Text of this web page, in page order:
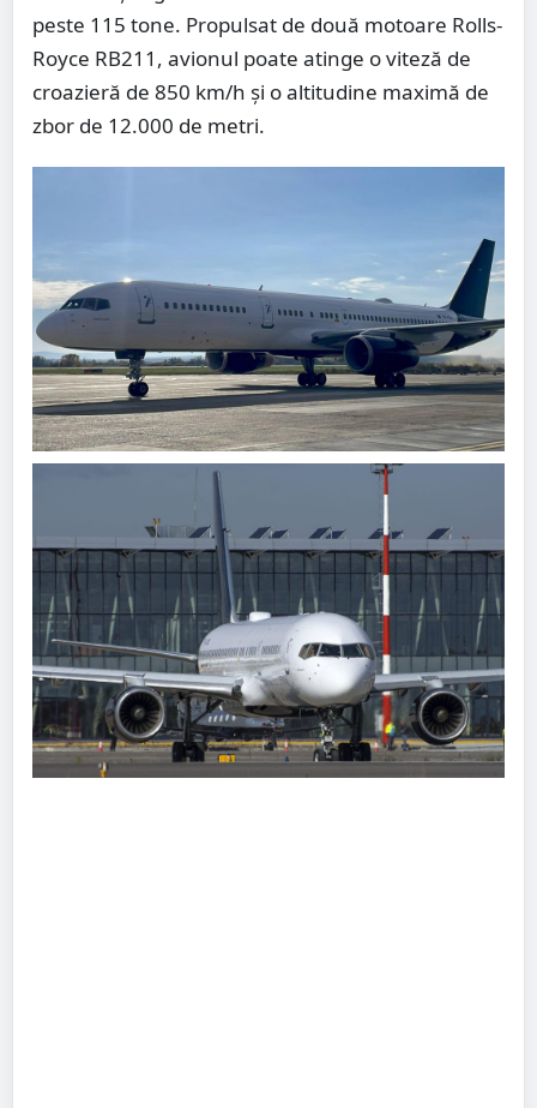
peste 115 tone. Propulsat de două motoare Rolls-
Royce RB211, avionul poate atinge o viteză de
croazieră de 850 km/h și o altitudine maximă de
zbor de 12.000 de metri.